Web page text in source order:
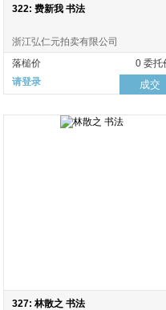
322: 费新我 书法
浙江弘仁元拍卖有限公司
落槌价
0 委托
请登录
成交
327: 林散之 书法